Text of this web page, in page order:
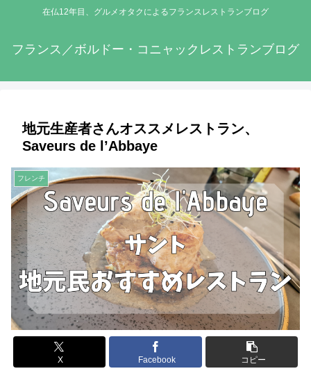
在仏12年目、グルメオタクによるフランスレストランブログ
フランス／ボルドー・コニャックレストランブログ
地元生産者さんオススメレストラン、
Saveurs de l’Abbaye
フレンチ
X Facebook コピー